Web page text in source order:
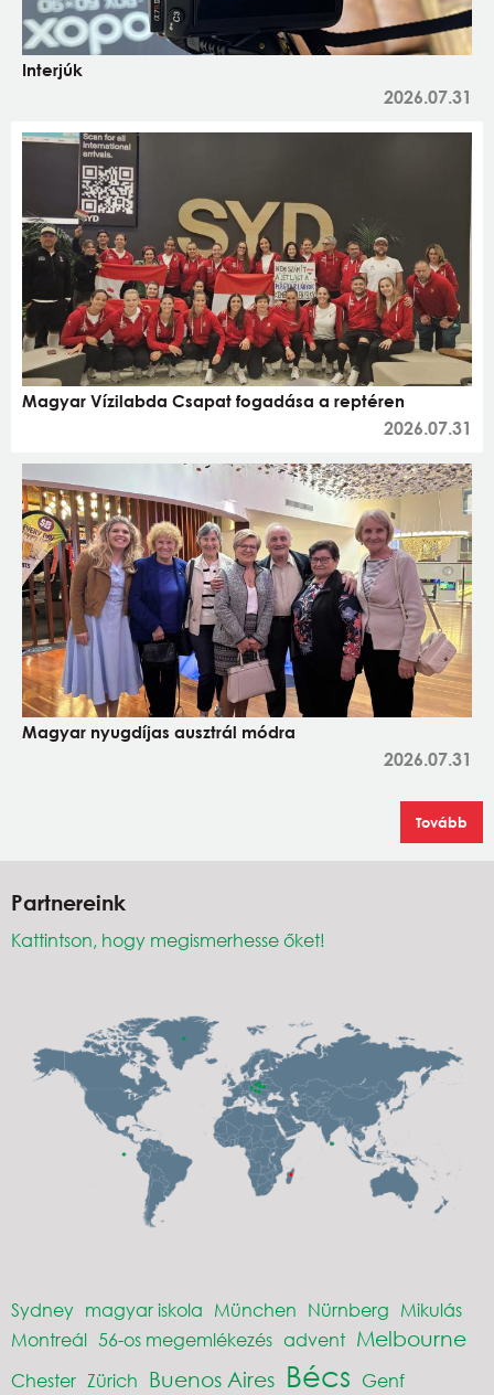
Interjúk
2026.07.31
Magyar Vízilabda Csapat fogadása a reptéren
2026.07.31
Magyar nyugdíjas ausztrál módra
2026.07.31
Tovább
Partnereink
Kattintson, hogy megismerhesse őket!
Sydney magyar iskola München Nürnberg Mikulás
Montreál 56-os megemlékezés advent Melbourne
Chester Zürich Buenos Aires Bécs Genf